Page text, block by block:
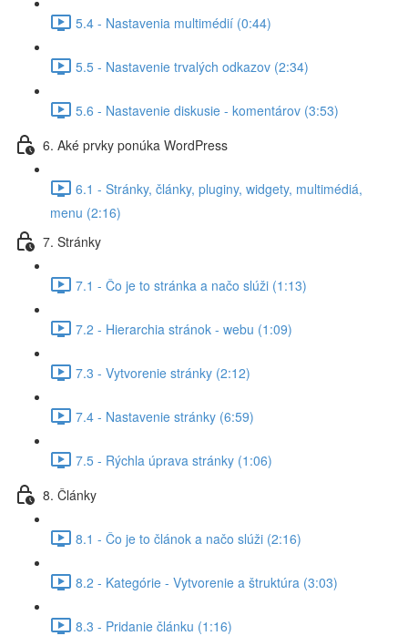
5.4 - Nastavenia multimédií (0:44)
5.5 - Nastavenie trvalých odkazov (2:34)
5.6 - Nastavenie diskusie - komentárov (3:53)
6. Aké prvky ponúka WordPress
6.1 - Stránky, články, pluginy, widgety, multimédiá,
menu (2:16)
7. Stránky
7.1 - Čo je to stránka a načo slúži (1:13)
7.2 - Hierarchia stránok - webu (1:09)
7.3 - Vytvorenie stránky (2:12)
7.4 - Nastavenie stránky (6:59)
7.5 - Rýchla úprava stránky (1:06)
8. Články
8.1 - Čo je to článok a načo slúži (2:16)
8.2 - Kategórie - Vytvorenie a štruktúra (3:03)
8.3 - Pridanie článku (1:16)